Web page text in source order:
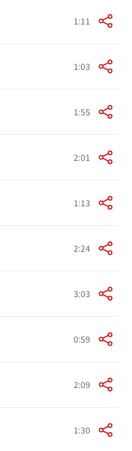
1:11
1:03
1:55
2:01
1:13
2:24
3:03
0:59
2:09
1:30